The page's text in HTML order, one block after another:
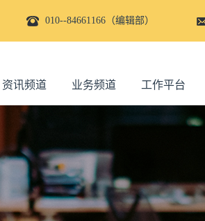
010--84661166（编辑部）
资讯频道 业务频道 工作平台